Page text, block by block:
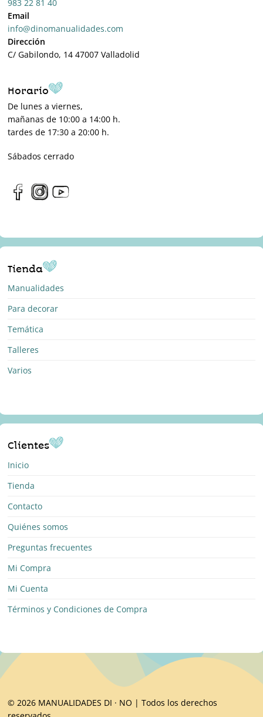
983 22 81 40
Email
info@dinomanualidades.com
Dirección
C/ Gabilondo, 14 47007 Valladolid
Horario
De lunes a viernes,
mañanas de 10:00 a 14:00 h.
tardes de 17:30 a 20:00 h.
Sábados cerrado
Tienda
Manualidades
Para decorar
Temática
Talleres
Varios
Clientes
Inicio
Tienda
Contacto
Quiénes somos
Preguntas frecuentes
Mi Compra
Mi Cuenta
Términos y Condiciones de Compra
© 2026 MANUALIDADES DI · NO | Todos los derechos